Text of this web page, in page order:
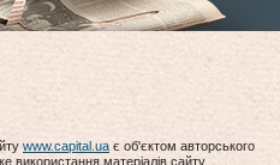
www.capital.ua є об'єктом авторського
використання матеріалів сайту